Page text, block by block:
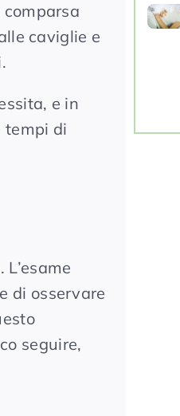
caviglie e
e in
tempi di
di osservare
seguire,